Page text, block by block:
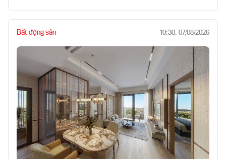
Bất động sản 10:30, 07/08/2026